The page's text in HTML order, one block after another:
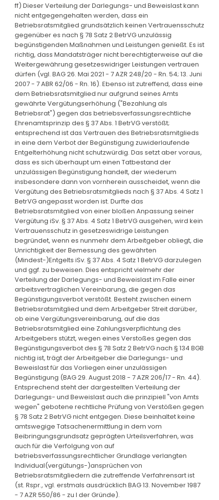
ff) Dieser Verteilung der Darlegungs- und Beweislast kann
nicht entgegengehalten werden, dass ein
Betriebsratsmitglied grundsätzlich keinen Vertrauensschutz
gegenüber es nach § 78 Satz 2 BetrVG unzulässig
begünstigenden Maßnahmen und Leistungen genießt. Es ist
richtig, dass Mandatsträger nicht berechtigterweise auf die
Weitergewährung gesetzeswidriger Leistungen vertrauen
dürfen (vgl. BAG 26. Mai 2021 - 7 AZR 248/20 - Rn. 54; 13. Juni
2007 - 7 ABR 62/06 - Rn. 16). Ebenso ist zutreffend, dass eine
dem Betriebsratsmitglied nur aufgrund seines Amts
gewährte Vergütungserhöhung ("Bezahlung als
Betriebsrat") gegen das betriebsverfassungsrechtliche
Ehrenamtsprinzip des § 37 Abs. 1 BetrVG verstößt;
entsprechend ist das Vertrauen des Betriebsratsmitglieds
in eine dem Verbot der Begünstigung zuwiderlaufende
Entgelterhöhung nicht schutzwürdig. Das setzt aber voraus,
dass es sich überhaupt um einen Tatbestand der
unzulässigen Begünstigung handelt, der wiederum
insbesondere dann von vornherein ausscheidet, wenn die
Vergütung des Betriebsratsmitglieds nach § 37 Abs. 4 Satz 1
BetrVG angepasst worden ist. Durfte das
Betriebsratsmitglied von einer bloßen Anpassung seiner
Vergütung iSv. § 37 Abs. 4 Satz 1 BetrVG ausgehen, wird kein
Vertrauensschutz in gesetzeswidrige Leistungen
begründet, wenn es nunmehr dem Arbeitgeber obliegt, die
Unrichtigkeit der Bemessung des gewährten
(Mindest-)Entgelts iSv. § 37 Abs. 4 Satz 1 BetrVG darzulegen
und ggf. zu beweisen. Dies entspricht vielmehr der
Verteilung der Darlegungs- und Beweislast im Falle einer
arbeitsvertraglichen Vereinbarung, die gegen das
Begünstigungsverbot verstößt. Besteht zwischen einem
Betriebsratsmitglied und dem Arbeitgeber Streit darüber,
ob eine Vergütungsvereinbarung, auf die das
Betriebsratsmitglied eine Zahlungsverpflichtung des
Arbeitgebers stützt, wegen eines Verstoßes gegen das
Begünstigungsverbot des § 78 Satz 2 BetrVG nach § 134 BGB
nichtig ist, trägt der Arbeitgeber die Darlegungs- und
Beweislast für das Vorliegen einer unzulässigen
Begünstigung (BAG 29. August 2018 - 7 AZR 206/17 - Rn. 44).
Entsprechend steht der dargestellten Verteilung der
Darlegungs- und Beweislast auch die prinzipiell "von Amts
wegen" gebotene rechtliche Prüfung von Verstößen gegen
§ 78 Satz 2 BetrVG nicht entgegen. Diese beinhaltet keine
amtswegige Tatsachenermittlung in dem vom
Beibringungsgrundsatz geprägten Urteilsverfahren, was
auch für die Verfolgung von auf
betriebsverfassungsrechtlicher Grundlage verlangten
Individual(vergütungs-)ansprüchen von
Betriebsratsmitgliedern die zutreffende Verfahrensart ist
(st. Rspr., vgl. erstmals ausdrücklich BAG 13. November 1987
- 7 AZR 550/86 - zu I der Gründe).